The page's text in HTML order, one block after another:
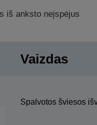
iš anksto neįspėjus
Vaizdas
Spalvotos šviesos